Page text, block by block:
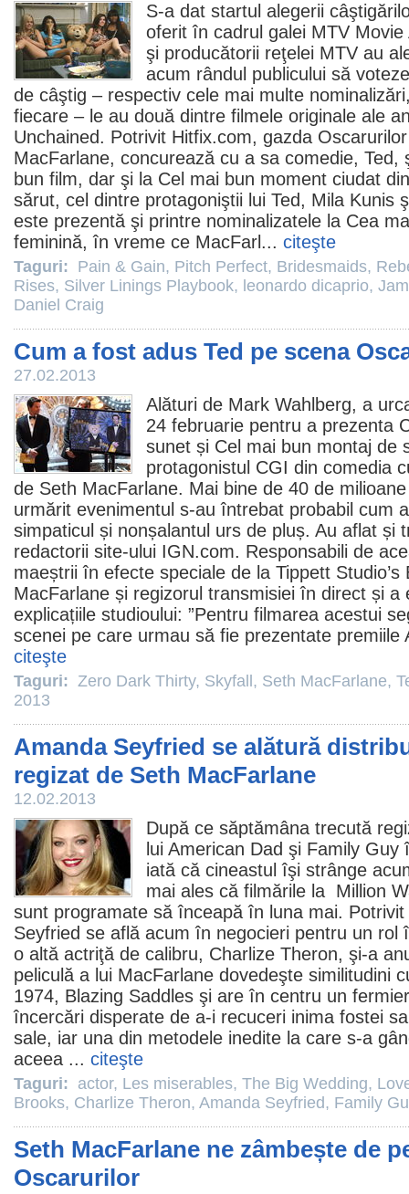
S-a dat startul alegerii
oferit în cadrul galei MTV
şi producătorii reţelei MTV au
acum rândul publicului să
de câştig – respectiv cele mai multe
fiecare – le au două dintre filmele originale ale
Unchained. Potrivit Hitfix.com, gazda
MacFarlane, concurează cu a sa comedie, Ted,
bun film, dar şi la Cel mai bun moment ciudat
sărut, cel dintre protagoniştii lui Ted, Mila Kunis
este prezentă şi printre nominalizatele la Cea
feminină, în vreme ce MacFarl... citeşte
Taguri: Pain & Gain, Pitch Perfect, Bridesmaids,
Rises, Silver Linings Playbook, leonardo dicaprio,
Daniel Craig
Cum a fost adus Ted pe scena
27.02.2013
Alături de Mark Wahlberg, a
24 februarie pentru a prezenta
sunet și Cel mai bun montaj de
protagonistul CGI din comedia
de Seth MacFarlane. Mai bine de 40 de
urmărit evenimentul s-au întrebat probabil cum
simpaticul și nonșalantul urs de pluș. Au aflat și
redactorii site-ului IGN.com. Responsabili de
maeștrii în efecte speciale de la Tippett
MacFarlane și regizorul transmisiei în direct și a
explicațiile studioului: ”Pentru filmarea acestui
scenei pe care urmau să fie prezentate premiile
citeşte
Taguri: Zero Dark Thirty, Skyfall , Seth MacFarlane,
2013
Amanda Seyfried se alătură
regizat de Seth MacFarlane
12.02.2013
După ce săptămâna trecută
lui American Dad şi Family Guy
iată că cineastul îşi strânge
mai ales că filmările la Million
sunt programate să înceapă în luna mai.
Seyfried se află acum în negocieri pentru un rol
o altă actriţă de calibru, Charlize Theron, şi-a
peliculă a lui MacFarlane dovedeşte similitudini
1974, Blazing Saddles şi are în centru un
încercări disperate de a-i recuceri inima fostei
sale, iar una din metodele inedite la care s-a
aceea ... citeşte
Taguri: actor, Les miserables, The Big Wedding,
Brooks, Charlize Theron, Amanda Seyfried, Family
Seth MacFarlane ne zâmbește de
Oscarurilor